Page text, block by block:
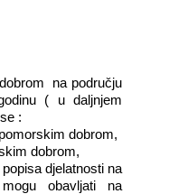
na području
( u daljnjem
:
dobrom,
dobrom,
djelatnosti na
obavljati na